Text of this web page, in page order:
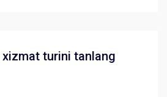
turini tanlang